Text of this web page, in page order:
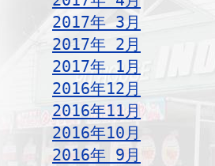
2017年 3月
2017年 2月
2017年 1月
2016年12月
2016年11月
2016年10月
2016年 9月